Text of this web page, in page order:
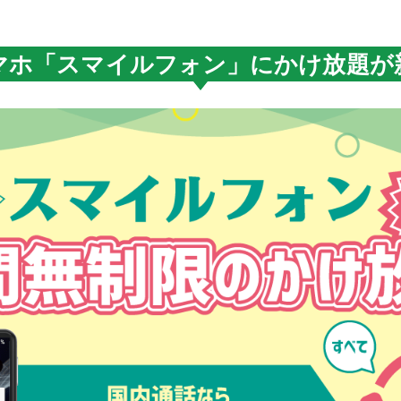
ホ「スマイルフォン」にかけ放題が